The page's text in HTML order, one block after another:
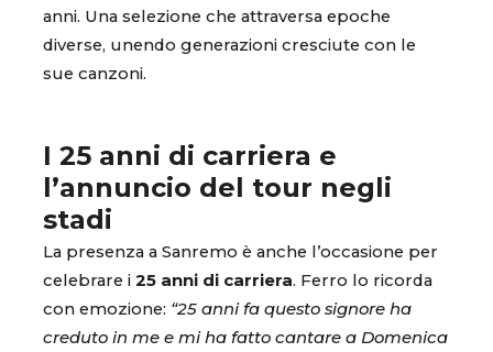
anni. Una selezione che attraversa epoche
diverse, unendo generazioni cresciute con le
sue canzoni.
I 25 anni di carriera e
l’annuncio del tour negli
stadi
La presenza a Sanremo è anche l’occasione per
celebrare i 25 anni di carriera. Ferro lo ricorda
con emozione: “25 anni fa questo signore ha
creduto in me e mi ha fatto cantare a Domenica